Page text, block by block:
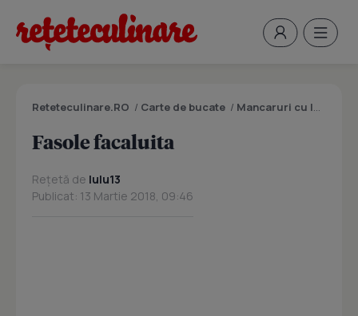
Reteteculinare.RO / Carte de bucate / Mancaruri cu legume si zarzavaturi
Fasole facaluita
Rețetă de lulu13
Publicat: 13 Martie 2018, 09:46